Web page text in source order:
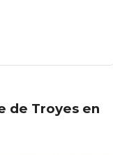
de Troyes en